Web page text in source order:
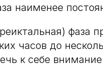
наименее
фаза
часов до
к себе